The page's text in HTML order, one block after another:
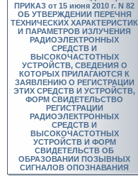
ПРИКАЗ от 15 июня 2010 г. N 82
ОБ УТВЕРЖДЕНИИ ПЕРЕЧНЯ
ТЕХНИЧЕСКИХ ХАРАКТЕРИСТИК
И ПАРАМЕТРОВ ИЗЛУЧЕНИЯ
РАДИОЭЛЕКТРОННЫХ
СРЕДСТВ И
ВЫСОКОЧАСТОТНЫХ
УСТРОЙСТВ, СВЕДЕНИЯ О
КОТОРЫХ ПРИЛАГАЮТСЯ К
ЗАЯВЛЕНИЮ О РЕГИСТРАЦИИ
ЭТИХ СРЕДСТВ И УСТРОЙСТВ,
ФОРМ СВИДЕТЕЛЬСТВО
РЕГИСТРАЦИИ
РАДИОЭЛЕКТРОННЫХ
СРЕДСТВ И
ВЫСОКОЧАСТОТНЫХ
УСТРОЙСТВ И ФОРМ
СВИДЕТЕЛЬСТВ ОБ
ОБРАЗОВАНИИ ПОЗЫВНЫХ
СИГНАЛОВ ОПОЗНАВАНИЯ